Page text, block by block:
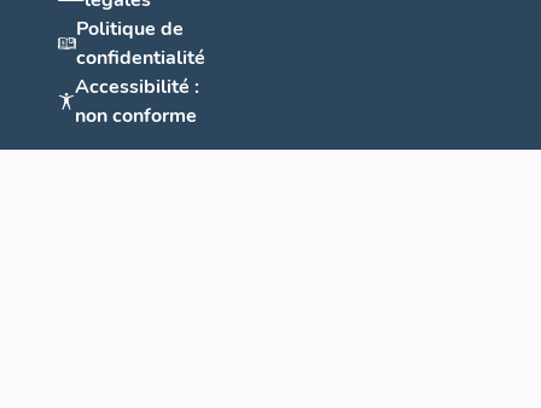
Politique de
confidentialité
Accessibilité :
non conforme